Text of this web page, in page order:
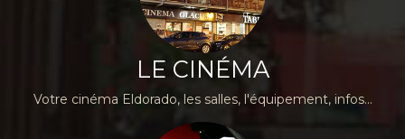
LE CINÉMA
Votre cinéma Eldorado, les salles, l'équipement, infos...